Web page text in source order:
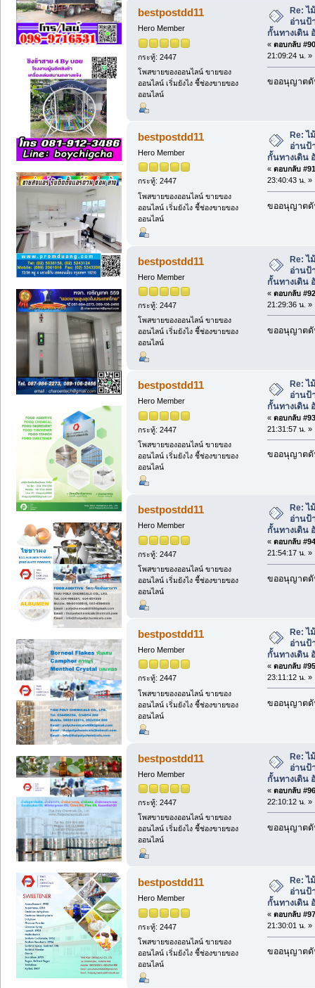
เครื่องกั้นทางเดิน อัตโนมัติ (อ่าน 2011
bestpostdd11
Hero Member
กระทู้: 2447
โพสขายของออนไลน์ ขายของ
ออนไลน์ เริ่มยังไง ชี้ช่องขายของ
ออนไลน์
Re: ไ
อ่านป้
กั้นทางเดิน
« ตอบกลับ
21:09:24 น. »
ขออนุญาตดั
bestpostdd11
Hero Member
กระทู้: 2447
โพสขายของออนไลน์ ขายของ
ออนไลน์ เริ่มยังไง ชี้ช่องขายของ
ออนไลน์
Re: ไ
อ่านป้
กั้นทางเดิน
« ตอบกลับ
23:40:43 น. »
ขออนุญาตดั
bestpostdd11
Hero Member
กระทู้: 2447
โพสขายของออนไลน์ ขายของ
ออนไลน์ เริ่มยังไง ชี้ช่องขายของ
ออนไลน์
Re: ไ
อ่านป้
กั้นทางเดิน
« ตอบกลับ
21:29:36 น. »
ขออนุญาตดั
bestpostdd11
Hero Member
กระทู้: 2447
โพสขายของออนไลน์ ขายของ
ออนไลน์ เริ่มยังไง ชี้ช่องขายของ
ออนไลน์
Re: ไ
อ่านป้
กั้นทางเดิน
« ตอบกลับ
21:31:57 น. »
ขออนุญาตดั
bestpostdd11
Hero Member
กระทู้: 2447
โพสขายของออนไลน์ ขายของ
ออนไลน์ เริ่มยังไง ชี้ช่องขายของ
ออนไลน์
Re: ไ
อ่านป้
กั้นทางเดิน
« ตอบกลับ
21:54:17 น. »
ขออนุญาตดั
bestpostdd11
Hero Member
กระทู้: 2447
โพสขายของออนไลน์ ขายของ
ออนไลน์ เริ่มยังไง ชี้ช่องขายของ
ออนไลน์
Re: ไ
อ่านป้
กั้นทางเดิน
« ตอบกลับ
23:11:12 น. »
ขออนุญาตดั
bestpostdd11
Hero Member
กระทู้: 2447
โพสขายของออนไลน์ ขายของ
ออนไลน์ เริ่มยังไง ชี้ช่องขายของ
ออนไลน์
Re: ไ
อ่านป้
กั้นทางเดิน
« ตอบกลับ
22:10:12 น. »
ขออนุญาตดั
bestpostdd11
Hero Member
กระทู้: 2447
โพสขายของออนไลน์ ขายของ
ออนไลน์ เริ่มยังไง ชี้ช่องขายของ
ออนไลน์
Re: ไ
อ่านป้
กั้นทางเดิน
« ตอบกลับ
21:30:01 น. »
ขออนุญาตดั